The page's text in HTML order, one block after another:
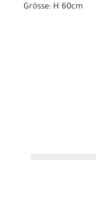
Grösse: H 60cm